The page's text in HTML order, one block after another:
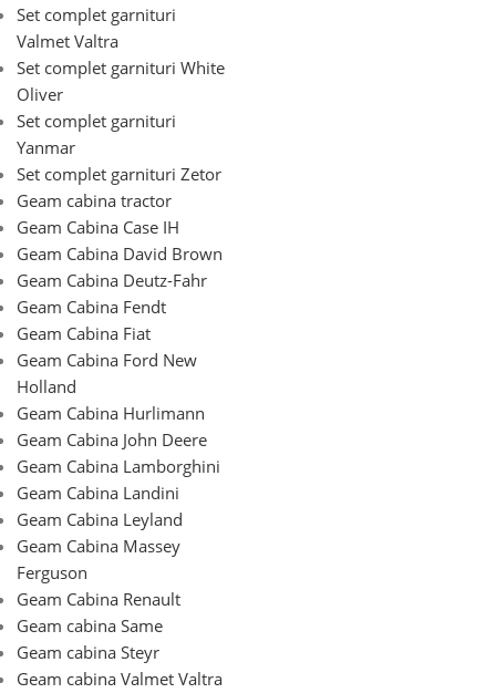
Set complet garnituri
Valmet Valtra
Set complet garnituri White
Oliver
Set complet garnituri
Yanmar
Set complet garnituri Zetor
Geam cabina tractor
Geam Cabina Case IH
Geam Cabina David Brown
Geam Cabina Deutz-Fahr
Geam Cabina Fendt
Geam Cabina Fiat
Geam Cabina Ford New
Holland
Geam Cabina Hurlimann
Geam Cabina John Deere
Geam Cabina Lamborghini
Geam Cabina Landini
Geam Cabina Leyland
Geam Cabina Massey
Ferguson
Geam Cabina Renault
Geam cabina Same
Geam cabina Steyr
Geam cabina Valmet Valtra